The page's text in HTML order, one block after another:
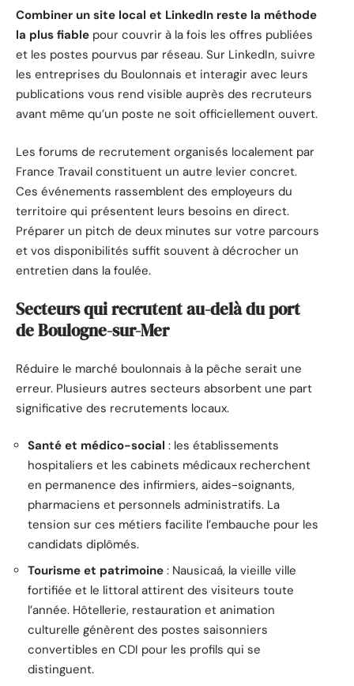
Combiner un site local et LinkedIn reste la méthode
la plus fiable pour couvrir à la fois les offres publiées
et les postes pourvus par réseau. Sur LinkedIn, suivre
les entreprises du Boulonnais et interagir avec leurs
publications vous rend visible auprès des recruteurs
avant même qu’un poste ne soit officiellement ouvert.
Les forums de recrutement organisés localement par
France Travail constituent un autre levier concret.
Ces événements rassemblent des employeurs du
territoire qui présentent leurs besoins en direct.
Préparer un pitch de deux minutes sur votre parcours
et vos disponibilités suffit souvent à décrocher un
entretien dans la foulée.
Secteurs qui recrutent au-delà du port
de Boulogne-sur-Mer
Réduire le marché boulonnais à la pêche serait une
erreur. Plusieurs autres secteurs absorbent une part
significative des recrutements locaux.
Santé et médico-social : les établissements
hospitaliers et les cabinets médicaux recherchent
en permanence des infirmiers, aides-soignants,
pharmaciens et personnels administratifs. La
tension sur ces métiers facilite l’embauche pour les
candidats diplômés.
Tourisme et patrimoine : Nausicaá, la vieille ville
fortifiée et le littoral attirent des visiteurs toute
l’année. Hôtellerie, restauration et animation
culturelle génèrent des postes saisonniers
convertibles en CDI pour les profils qui se
distinguent.